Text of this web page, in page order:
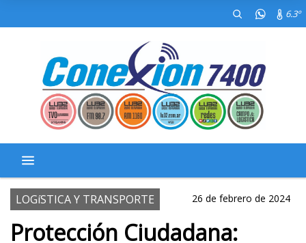
6.3º
LOGíSTICA Y TRANSPORTE 26 de febrero de 2024
Protección Ciudadana: